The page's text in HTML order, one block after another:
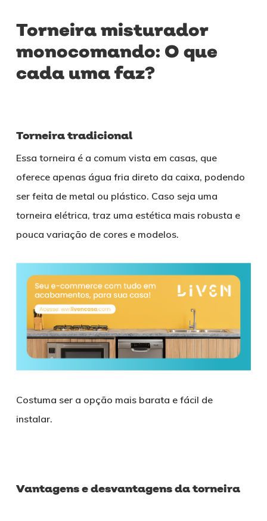
Torneira misturador
monocomando: O que
cada uma faz?
Torneira tradicional
Essa torneira é a comum vista em casas, que
oferece apenas água fria direto da caixa, podendo
ser feita de metal ou plástico. Caso seja uma
torneira elétrica, traz uma estética mais robusta e
pouca variação de cores e modelos.
Costuma ser a opção mais barata e fácil de
instalar.
Vantagens e desvantagens da torneira